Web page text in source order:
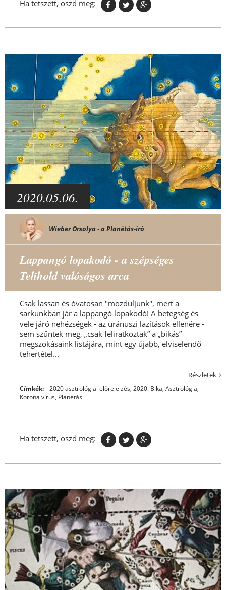
Ha tetszett, oszd meg:
2020.05.06.
Wieber Orsolya - a Planétás-író
Lappangó lopakodó - a szépséges
Telihold valóságos arca
Csak lassan és óvatosan "mozduljunk", mert a
sarkunkban jár a lappangó lopakodó! A betegség és
vele járó nehézségek - az uránuszi lazítások ellenére -
sem szűntek meg, „csak feliratkoztak” a „bikás”
megszokásaink listájára, mint egy újabb, elviselendő
tehertétel...
Részletek
Címkék: 2020 asztrológiai előrejelzés, 2020. Bika, Asztrológia,
Korona vírus, Planétás
Ha tetszett, oszd meg: